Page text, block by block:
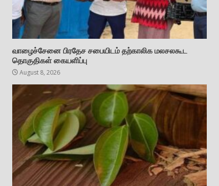
வாழைச்சேனை பிரதேச சபையிடம் தற்காலிக மலசலகூட
தொகுதிகள் கையளிப்பு
August 8, 2026